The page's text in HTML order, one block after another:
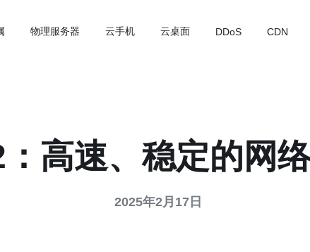
物理服务器 云手机 云桌面 DDoS CDN
高速、稳定的网
2025年2月17日